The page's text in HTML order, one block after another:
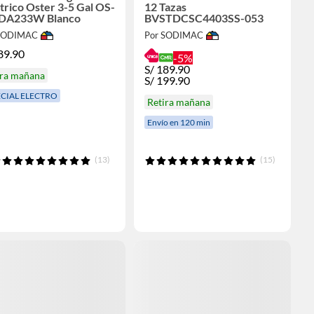
Oster 3-5 Gal OS-
Blanco
mañana
ELECTRO
(13)
12 Tazas
BVSTDCSC4403SS-053
Por SODIMAC
-5%
S/ 189.90
S/ 199.90
Retira mañana
Envío en 120 min
(15)